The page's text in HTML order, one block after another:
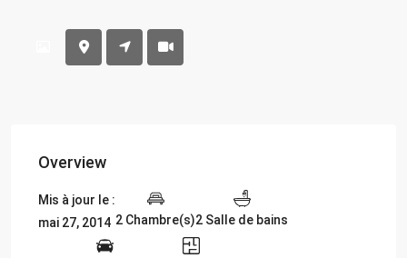
Overview
Mis à jour le :
mai 27, 2014 2 Chambre(s)2 Salle de bains